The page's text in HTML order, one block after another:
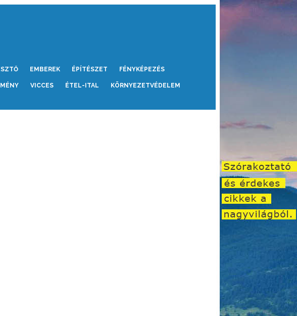
EMBEREK ÉPÍTÉSZET FÉNYKÉPEZÉS
VICCES ÉTEL-ITAL KÖRNYEZETVÉDELEM